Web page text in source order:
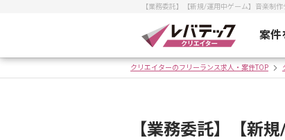
【業務委託】【新規/運用中ゲーム】音楽制
案件
クリエイターのフリーランス求人・案件TOP
【業務委託】【新